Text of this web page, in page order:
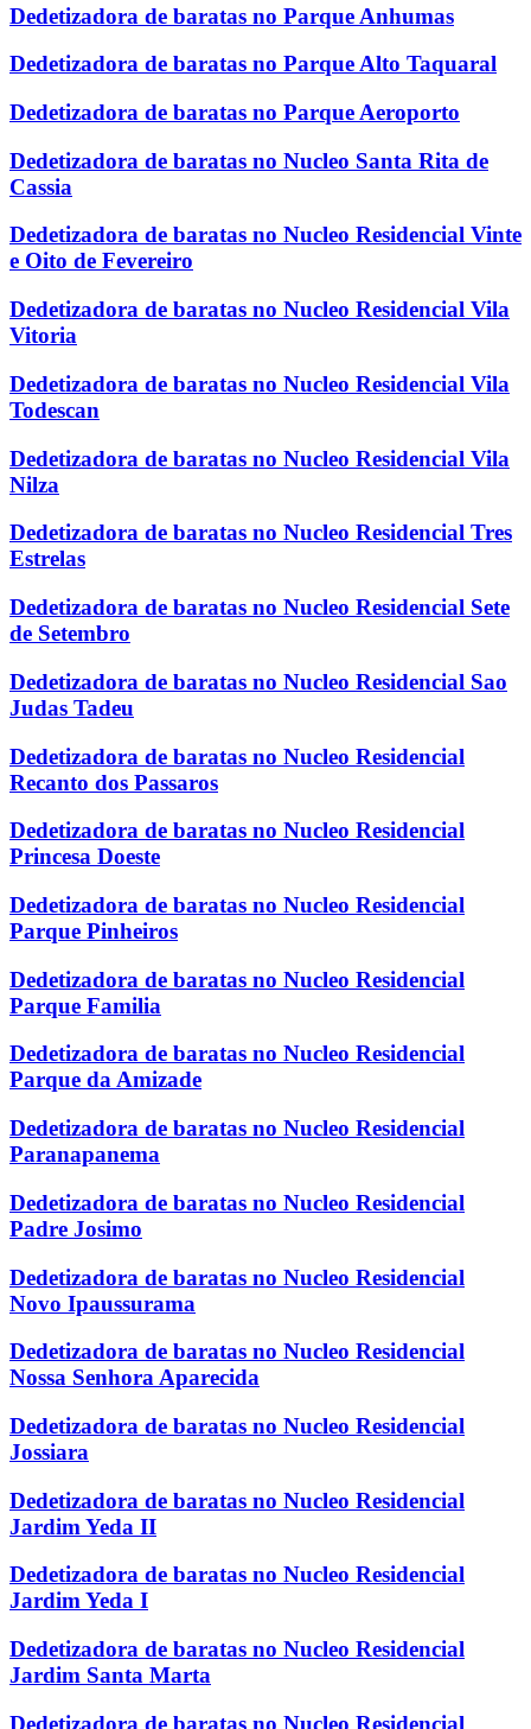
Dedetizadora de baratas no Parque Anhumas
Dedetizadora de baratas no Parque Alto Taquaral
Dedetizadora de baratas no Parque Aeroporto
Dedetizadora de baratas no Nucleo Santa Rita de
Cassia
Dedetizadora de baratas no Nucleo Residencial Vinte
e Oito de Fevereiro
Dedetizadora de baratas no Nucleo Residencial Vila
Vitoria
Dedetizadora de baratas no Nucleo Residencial Vila
Todescan
Dedetizadora de baratas no Nucleo Residencial Vila
Nilza
Dedetizadora de baratas no Nucleo Residencial Tres
Estrelas
Dedetizadora de baratas no Nucleo Residencial Sete
de Setembro
Dedetizadora de baratas no Nucleo Residencial Sao
Judas Tadeu
Dedetizadora de baratas no Nucleo Residencial
Recanto dos Passaros
Dedetizadora de baratas no Nucleo Residencial
Princesa Doeste
Dedetizadora de baratas no Nucleo Residencial
Parque Pinheiros
Dedetizadora de baratas no Nucleo Residencial
Parque Familia
Dedetizadora de baratas no Nucleo Residencial
Parque da Amizade
Dedetizadora de baratas no Nucleo Residencial
Paranapanema
Dedetizadora de baratas no Nucleo Residencial
Padre Josimo
Dedetizadora de baratas no Nucleo Residencial
Novo Ipaussurama
Dedetizadora de baratas no Nucleo Residencial
Nossa Senhora Aparecida
Dedetizadora de baratas no Nucleo Residencial
Jossiara
Dedetizadora de baratas no Nucleo Residencial
Jardim Yeda II
Dedetizadora de baratas no Nucleo Residencial
Jardim Yeda I
Dedetizadora de baratas no Nucleo Residencial
Jardim Santa Marta
Dedetizadora de baratas no Nucleo Residencial